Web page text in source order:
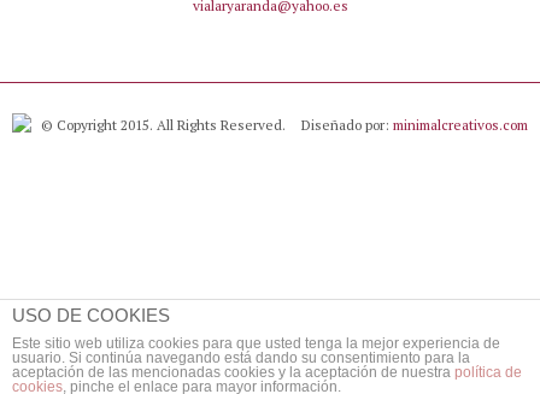
vialaryaranda@yahoo.es
© Copyright 2015. All Rights Reserved. Diseñado por: minimalcreativos.com
USO DE COOKIES
Este sitio web utiliza cookies para que usted tenga la mejor experiencia de
usuario. Si continúa navegando está dando su consentimiento para la
aceptación de las mencionadas cookies y la aceptación de nuestra política de
cookies, pinche el enlace para mayor información.